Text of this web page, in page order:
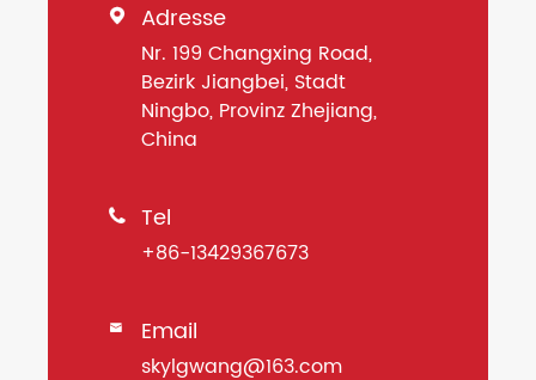
 Adresse
Nr. 199 Changxing Road,
Bezirk Jiangbei, Stadt
Ningbo, Provinz Zhejiang,
China
 Tel
+86-13429367673
 Email
skylgwang@163.com